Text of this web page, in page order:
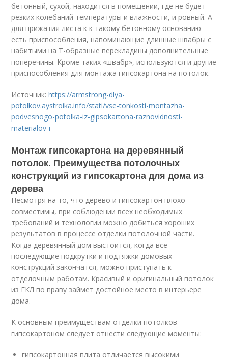
бетонный, сухой, находится в помещении, где не будет
резких колебаний температуры и влажности, и ровный. А
для прижатия листа к к такому бетонному основанию
есть приспособления, напоминающие длинные швабры с
набитыми на Т-образные перекладины дополнительные
поперечины. Кроме таких «швабр», используются и другие
приспособления для монтажа гипсокартона на потолок.
Источник:https://armstrong-dlya-
potolkov.aystroika.info/stati/vse-tonkosti-montazha-
podvesnogo-potolka-iz-gipsokartona-raznovidnosti-
materialov-i
Монтаж гипсокартона на деревянный
потолок. Преимущества потолочных
конструкций из гипсокартона для дома из
дерева
Несмотря на то, что дерево и гипсокартон плохо
совместимы, при соблюдении всех необходимых
требований и технологии можно добиться хороших
результатов в процессе отделки потолочной части.
Когда деревянный дом выстоится, когда все
последующие подкрутки и подтяжки домовых
конструкций закончатся, можно приступать к
отделочным работам. Красивый и оригинальный потолок
из ГКЛ по праву займет достойное место в интерьере
дома.
К основным преимуществам отделки потолков
гипсокартоном следует отнести следующие моменты:
гипсокартонная плита отличается высокими